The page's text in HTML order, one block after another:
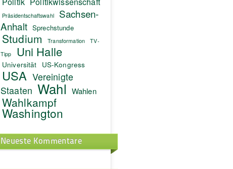
Präsidentschaftswahl
Sachsen-
Anhalt Sprechstunde
Studium Transformation
TV-
Tipp
Uni Halle
Universität US-Kongress
USA Vereinigte
Staaten Wahl Wahlen
Wahlkampf
Washington
Neueste Kommentare